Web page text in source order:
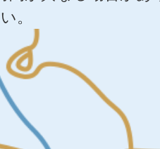
。